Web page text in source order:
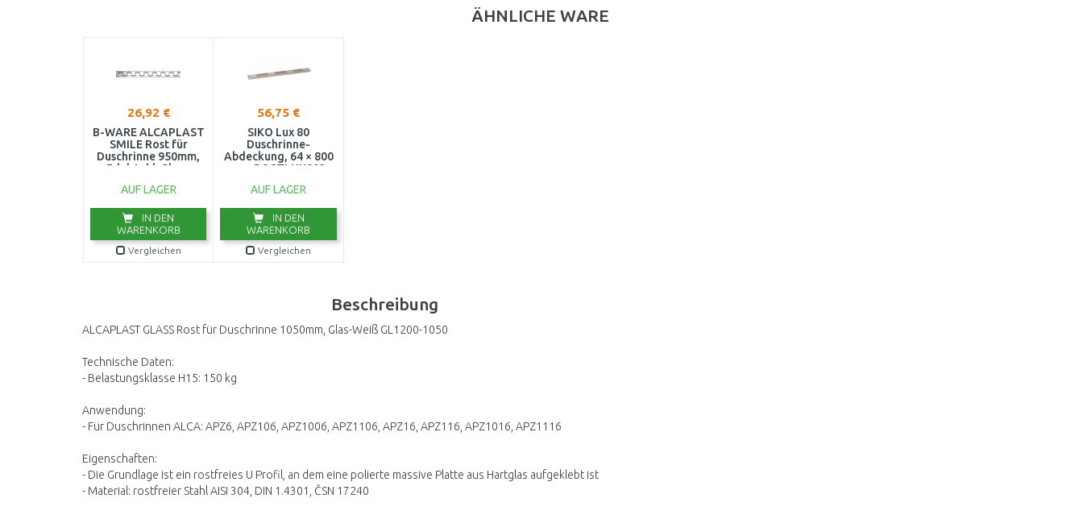
ÄHNLICHE WARE
26,92 €
B-WARE ALCAPLAST
SMILE Rost für
Duschrinne 950mm,
Edelstahl-Glanz
AUSVERPACKT
AUF LAGER
IN DEN
WARENKORB
Vergleichen
56,75 €
SIKO Lux 80
Duschrinne-
Abdeckung, 64 × 800
mm ROSTLUX803
AUF LAGER
IN DEN
WARENKORB
Vergleichen
Beschreibung
ALCAPLAST GLASS Rost für Duschrinne 1050mm, Glas-Weiß GL1200-1050
Technische Daten:
- Belastungsklasse H15: 150 kg
Anwendung:
- Für Duschrinnen ALCA: APZ6, APZ106, APZ1006, APZ1106, APZ16, APZ116, APZ1016, APZ1116
Eigenschaften:
- Die Grundlage ist ein rostfreies U Profil, an dem eine polierte massive Platte aus Hartglas aufgeklebt ist
- Material: rostfreier Stahl AISI 304, DIN 1.4301, ČSN 17240